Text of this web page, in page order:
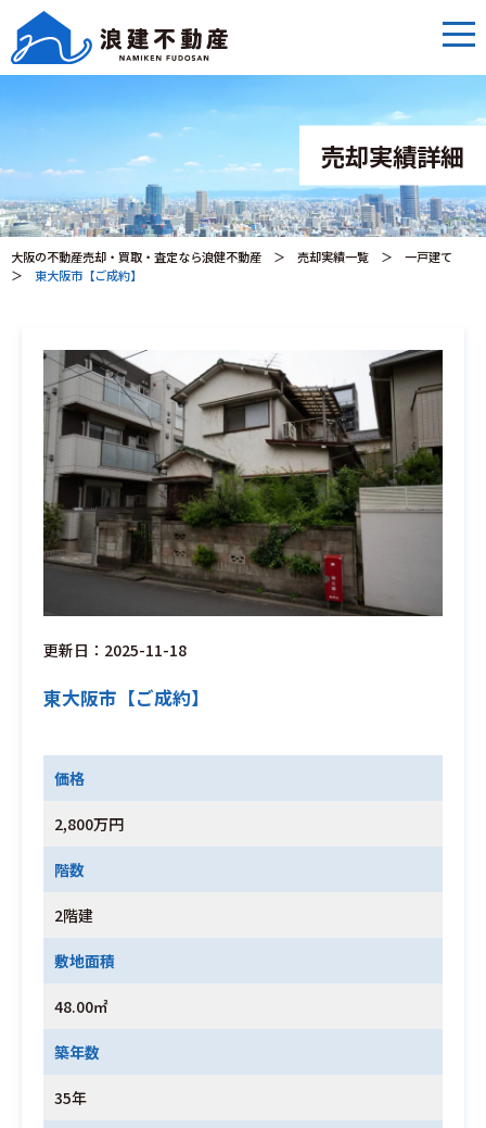
売却実績詳細
大阪の不動産売却・買取・査定なら浪健不動産 ＞ 売却実績一覧 ＞ 一戸建て
＞ 東大阪市【ご成約】
更新日：2025-11-18
東大阪市【ご成約】
価格
2,800万円
階数
2階建
敷地面積
48.00㎡
築年数
35年